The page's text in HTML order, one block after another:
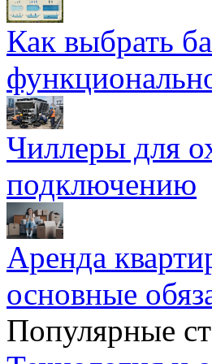
Как выбрать
Чиллеры для
подключению
Аренда
основные
Популярные